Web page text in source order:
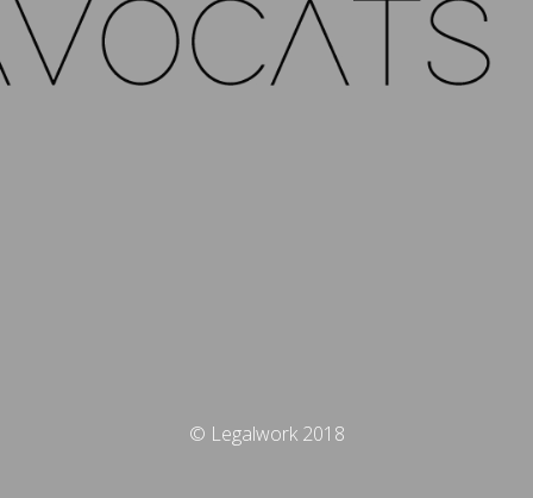
© Legalwork 2018